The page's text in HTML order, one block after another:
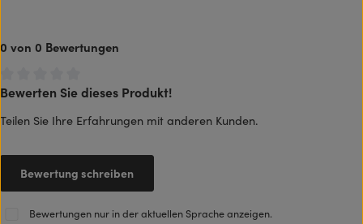
0 von 0 Bewertungen
Durchschnittliche Bewertung von 0 von 5 Sternen
Bewerten Sie dieses Produkt!
Teilen Sie Ihre Erfahrungen mit anderen Kunden.
Bewertung schreiben
Bewertungen nur in der aktuellen Sprache anzeigen.